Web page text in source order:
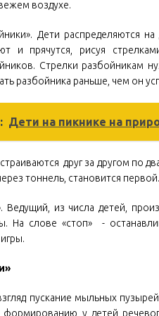
воздухе.
Дети распределяются
и прячутся, рисуя
Стрелки разбойникам
разбойника раньше, чем он
Дети на пикнике на
друг за другом по
тоннель, становится первой.
Ведущий, из числа детей,
На слове «стоп» -
пускание мыльных
формированию у детей